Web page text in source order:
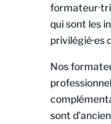
qui sont les
privilégié·es
Nos
sont